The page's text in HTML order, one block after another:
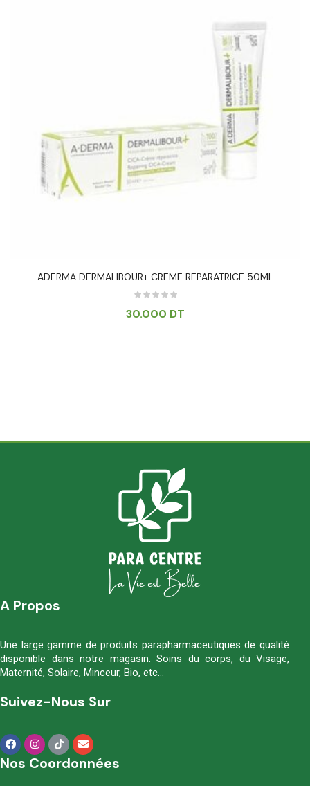
ADERMA DERMALIBOUR+ CREME REPARATRICE 50ML
30.000 DT
A Propos
Une large gamme de produits parapharmaceutiques de qualité
disponible dans notre magasin. Soins du corps, du Visage,
Maternité, Solaire, Minceur, Bio, etc…
Suivez-Nous Sur
Nos Coordonnées